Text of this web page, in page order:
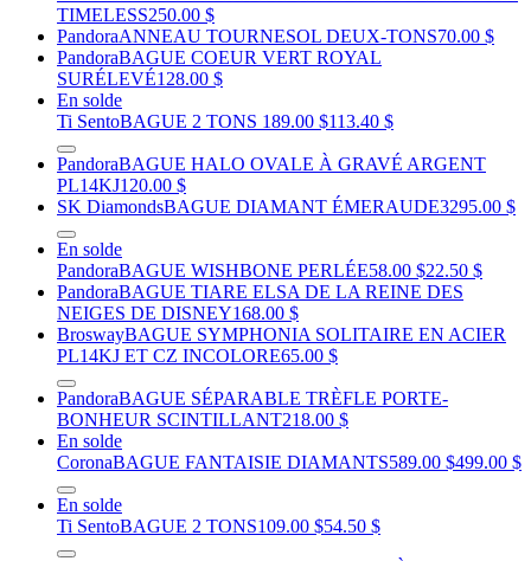
TIMELESS250.00 $
PandoraANNEAU TOURNESOL DEUX-TONS70.00 $
PandoraBAGUE COEUR VERT ROYAL
SURÉLEVÉ128.00 $
En solde
Ti SentoBAGUE 2 TONS 189.00 $113.40 $
PandoraBAGUE HALO OVALE À GRAVÉ ARGENT
PL14KJ120.00 $
SK DiamondsBAGUE DIAMANT ÉMERAUDE3295.00 $
En solde
PandoraBAGUE WISHBONE PERLÉE58.00 $22.50 $
PandoraBAGUE TIARE ELSA DE LA REINE DES
NEIGES DE DISNEY168.00 $
BroswayBAGUE SYMPHONIA SOLITAIRE EN ACIER
PL14KJ ET CZ INCOLORE65.00 $
PandoraBAGUE SÉPARABLE TRÈFLE PORTE-
BONHEUR SCINTILLANT218.00 $
En solde
CoronaBAGUE FANTAISIE DIAMANTS589.00 $499.00 $
En solde
Ti SentoBAGUE 2 TONS109.00 $54.50 $